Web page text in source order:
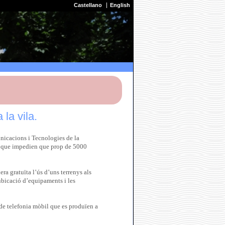
Castellano English
la vila.
i Tecnologies de la
impedien que prop de 5000
gratuïta l’ús d’uns terrenys als
d’equipaments i les
telefonia mòbil que es produïen a